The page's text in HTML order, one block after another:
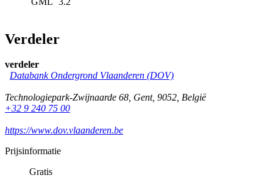
Verdeler
verdeler
Databank Ondergrond Vlaanderen (DOV)
Technologiepark-Zwijnaarde 68, Gent, 9052, België
+32 9 240 75 00
https://www.dov.vlaanderen.be
Prijsinformatie
Gratis